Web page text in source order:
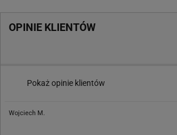
OPINIE KLIENTÓW
Pokaż opinie klientów
Katarzyna Mikulska